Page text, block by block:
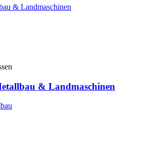
& Landmaschinen
& Landmaschinen